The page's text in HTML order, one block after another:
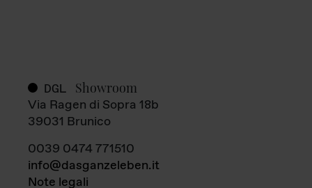
DGL Showroom
Via Ragen di Sopra 18b
39031 Brunico
0039 0474 771510
info@dasganzeleben.it
Note legali